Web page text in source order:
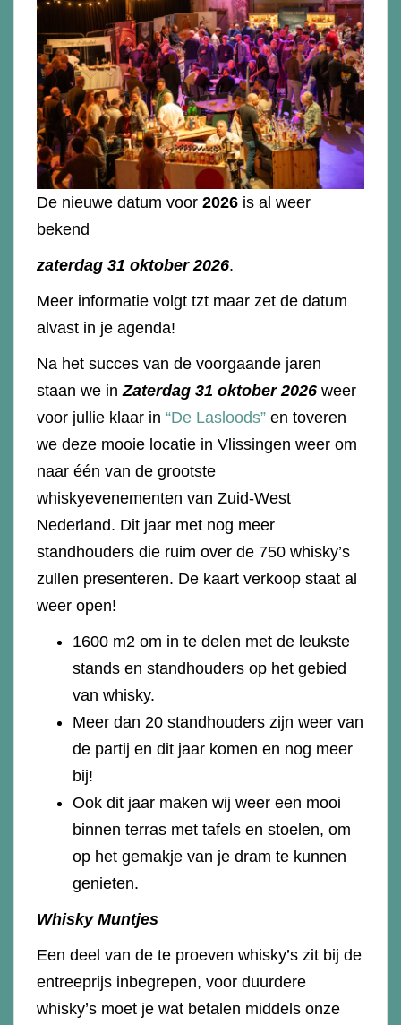
De nieuwe datum voor 2026 is al weer
bekend
zaterdag 31 oktober 2026.
Meer informatie volgt tzt maar zet de datum
alvast in je agenda!
Na het succes van de voorgaande jaren
staan we inZaterdag 31 oktober 2026 weer
voor jullie klaar in “De Lasloods” en toveren
we deze mooie locatie in Vlissingen weer om
naar één van de grootste
whiskyevenementen van Zuid-West
Nederland. Dit jaar met nog meer
standhouders die ruim over de 750 whisky’s
zullen presenteren. De kaart verkoop staat al
weer open!
1600 m2 om in te delen met de leukste
stands en standhouders op het gebied
van whisky.
Meer dan 20 standhouders zijn weer van
de partij en dit jaar komen en nog meer
bij!
Ook dit jaar maken wij weer een mooi
binnen terras met tafels en stoelen, om
op het gemakje van je dram te kunnen
genieten.
Whisky Muntjes
Een deel van de te proeven whisky’s zit bij de
entreeprijs inbegrepen, voor duurdere
whisky’s moet je wat betalen middels onze